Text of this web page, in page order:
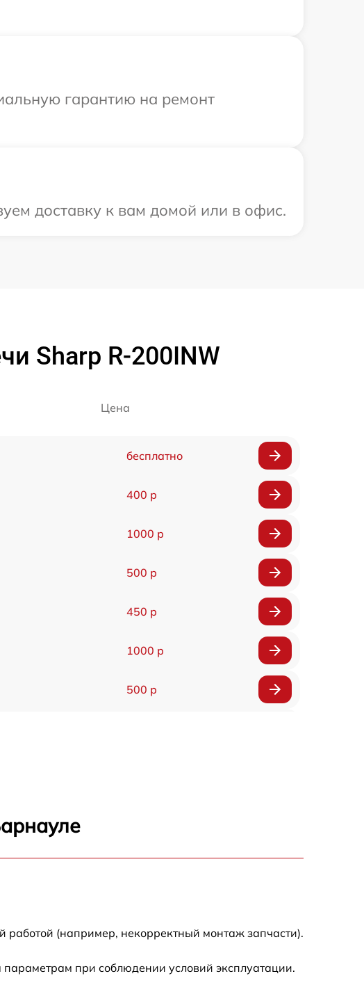
гарантию на ремонт
доставку к вам домой или в офис.
Sharp R-200INW
Цена
бесплатно
400 р
1000 р
500 р
450 р
1000 р
500 р
590 р
работой (например, некорректный монтаж запчасти).
при соблюдении условий эксплуатации.